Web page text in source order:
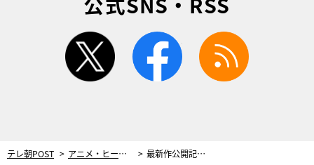
twitter facebook
テレ朝POST アニメ・ヒーロー 最新作公開記念！シリーズ歴代最高興収の『映画クレヨンしんちゃん オラたちの恐竜日記』テレビ初放送